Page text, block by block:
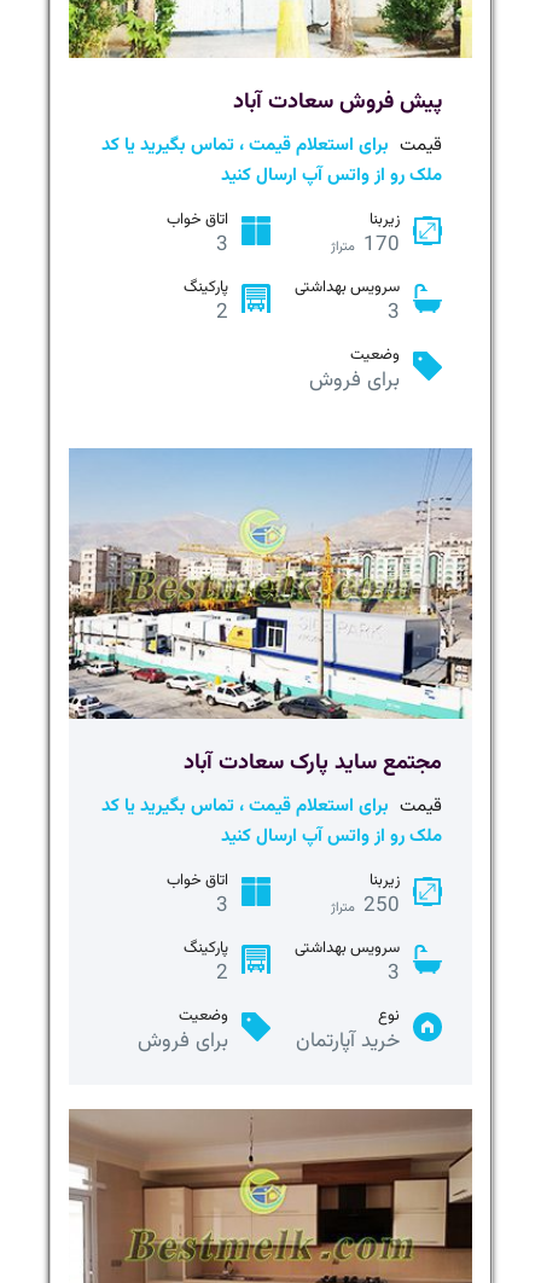
پیش فروش سعادت آباد
قیمت برای استعلام قیمت ، تماس بگیرید یا کد
ملک رو از واتس آپ ارسال کنید
زیربنا
170 متراژ
اتاق خواب
3
سرویس بهداشتی
3
پارکینگ
2
وضعیت
برای فروش
مجتمع ساید پارک سعادت آباد
قیمت برای استعلام قیمت ، تماس بگیرید یا کد
ملک رو از واتس آپ ارسال کنید
زیربنا
250 متراژ
اتاق خواب
3
سرویس بهداشتی
3
پارکینگ
2
نوع
خرید آپارتمان
وضعیت
برای فروش